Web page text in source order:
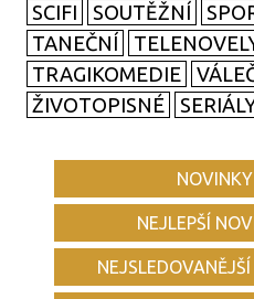
SCIFI
SOUTĚŽNÍ
TANEČNÍ
TRAGIKOMEDIE
ŽIVOTOPISNÉ
NEJLEPŠÍ